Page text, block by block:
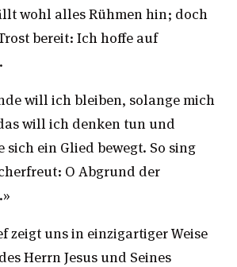
wohl alles Rühmen hin; doch
bereit: Ich hoffe auf
will ich bleiben, solange mich
will ich denken tun und
sich ein Glied bewegt. So sing
O Abgrund der
zeigt uns in einzigartiger Weise
Herrn Jesus und Seines